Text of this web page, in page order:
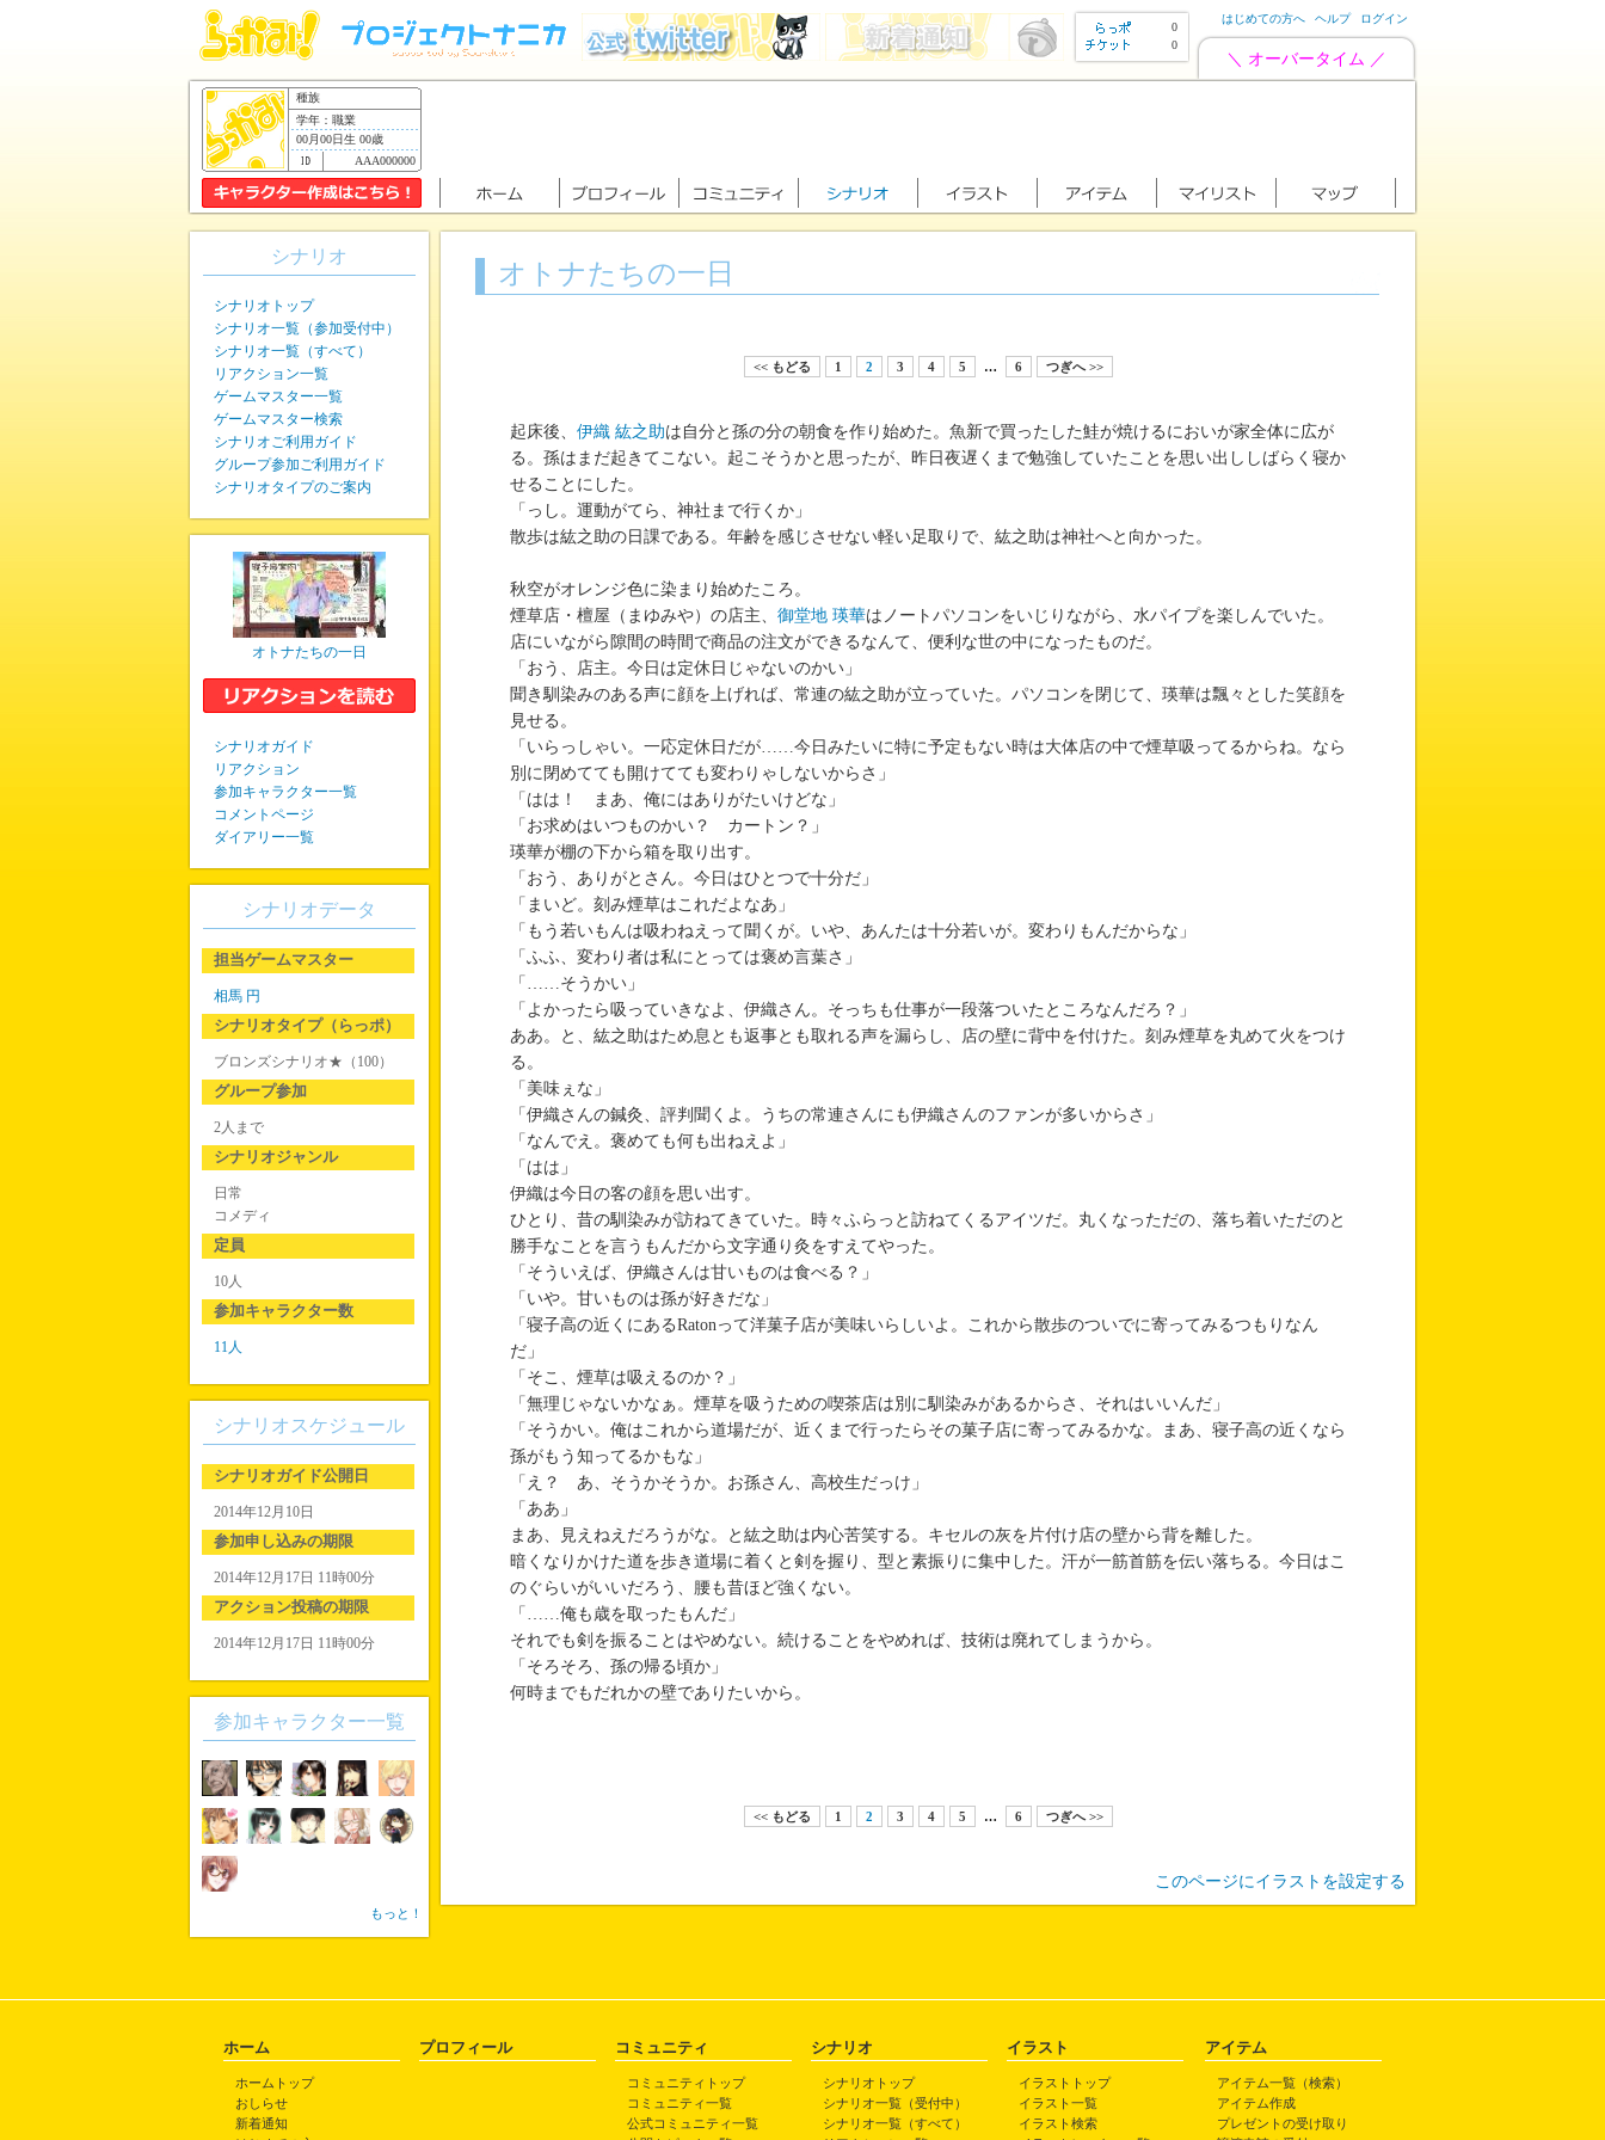
0
0
はじめての方へ ヘルプ ログイン
＼ オーバータイム ／
種族
学年：職業
00月00日生 00歳
AAA000000
オトナたちの一日
<< もどる 1 2 3 4 5 … 6 つぎへ >>
起床後、 伊織 紘之助は自分と孫の分の朝食を作り始めた。魚新で買ったした鮭が焼けるにおいが家全体に広が
る。孫はまだ起きてこない。起こそうかと思ったが、昨日夜遅くまで勉強していたことを思い出ししばらく寝か
せることにした。
「っし。運動がてら、神社まで行くか」
散歩は紘之助の日課である。年齢を感じさせない軽い足取りで、紘之助は神社へと向かった。
秋空がオレンジ色に染まり始めたころ。
煙草店・檀屋（まゆみや）の店主、 御堂地 瑛華はノートパソコンをいじりながら、水パイプを楽しんでいた。
店にいながら隙間の時間で商品の注文ができるなんて、便利な世の中になったものだ。
「おう、店主。今日は定休日じゃないのかい」
聞き馴染みのある声に顔を上げれば、常連の紘之助が立っていた。パソコンを閉じて、瑛華は飄々とした笑顔を
見せる。
「いらっしゃい。一応定休日だが……今日みたいに特に予定もない時は大体店の中で煙草吸ってるからね。なら
別に閉めてても開けてても変わりゃしないからさ」
「はは！ まあ、俺にはありがたいけどな」
「お求めはいつものかい？ カートン？」
瑛華が棚の下から箱を取り出す。
「おう、ありがとさん。今日はひとつで十分だ」
「まいど。刻み煙草はこれだよなあ」
「もう若いもんは吸わねえって聞くが。いや、あんたは十分若いが。変わりもんだからな」
「ふふ、変わり者は私にとっては褒め言葉さ」
「……そうかい」
「よかったら吸っていきなよ、伊織さん。そっちも仕事が一段落ついたところなんだろ？」
ああ。と、紘之助はため息とも返事とも取れる声を漏らし、店の壁に背中を付けた。刻み煙草を丸めて火をつけ
る。
「美味ぇな」
「伊織さんの鍼灸、評判聞くよ。うちの常連さんにも伊織さんのファンが多いからさ」
「なんでえ。褒めても何も出ねえよ」
「はは」
伊織は今日の客の顔を思い出す。
ひとり、昔の馴染みが訪ねてきていた。時々ふらっと訪ねてくるアイツだ。丸くなっただの、落ち着いただのと
勝手なことを言うもんだから文字通り灸をすえてやった。
「そういえば、伊織さんは甘いものは食べる？」
「いや。甘いものは孫が好きだな」
「寝子高の近くにあるRatonって洋菓子店が美味いらしいよ。これから散歩のついでに寄ってみるつもりなん
だ」
「そこ、煙草は吸えるのか？」
「無理じゃないかなぁ。煙草を吸うための喫茶店は別に馴染みがあるからさ、それはいいんだ」
「そうかい。俺はこれから道場だが、近くまで行ったらその菓子店に寄ってみるかな。まあ、寝子高の近くなら
孫がもう知ってるかもな」
「え？ あ、そうかそうか。お孫さん、高校生だっけ」
「ああ」
まあ、見えねえだろうがな。と紘之助は内心苦笑する。キセルの灰を片付け店の壁から背を離した。
暗くなりかけた道を歩き道場に着くと剣を握り、型と素振りに集中した。汗が一筋首筋を伝い落ちる。今日はこ
のぐらいがいいだろう、腰も昔ほど強くない。
「……俺も歳を取ったもんだ」
それでも剣を振ることはやめない。続けることをやめれば、技術は廃れてしまうから。
「そろそろ、孫の帰る頃か」
何時までもだれかの壁でありたいから。
<< もどる 1 2 3 4 5 … 6 つぎへ >>
このページにイラストを設定する
シナリオ
シナリオトップ
シナリオ一覧（参加受付中）
シナリオ一覧（すべて）
リアクション一覧
ゲームマスター一覧
ゲームマスター検索
シナリオご利用ガイド
グループ参加ご利用ガイド
シナリオタイプのご案内
オトナたちの一日
シナリオガイド
リアクション
参加キャラクター一覧
コメントページ
ダイアリー一覧
シナリオデータ
担当ゲームマスター
相馬 円
シナリオタイプ（らっポ）
ブロンズシナリオ★（100）
グループ参加
2人まで
シナリオジャンル
日常
コメディ
定員
10人
参加キャラクター数
11人
シナリオスケジュール
シナリオガイド公開日
2014年12月10日
参加申し込みの期限
2014年12月17日 11時00分
アクション投稿の期限
2014年12月17日 11時00分
参加キャラクター一覧
もっと！
ホーム
ホームトップ
おしらせ
新着通知
プロフィール コミュニティ
コミュニティトップ
コミュニティ一覧
公式コミュニティ一覧
シナリオ
シナリオトップ
シナリオ一覧（受付中）
シナリオ一覧（すべて）
イラスト
イラストトップ
イラスト一覧
イラスト検索
アイテム
アイテム一覧（検索）
アイテム作成
プレゼントの受け取り